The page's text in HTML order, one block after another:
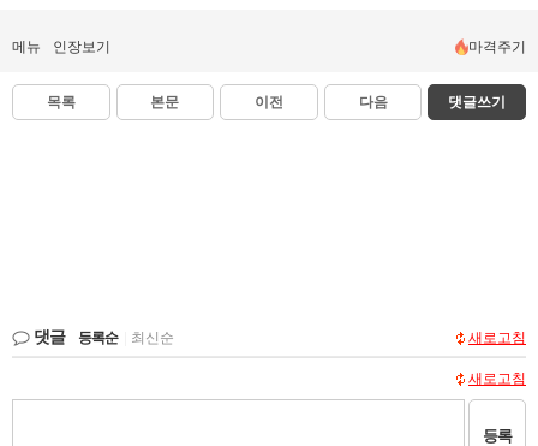
메뉴 인장보기 마격주기
목록 본문 이전 다음 댓글쓰기
댓글 등록순 최신순 새로고침
새로고침
등록